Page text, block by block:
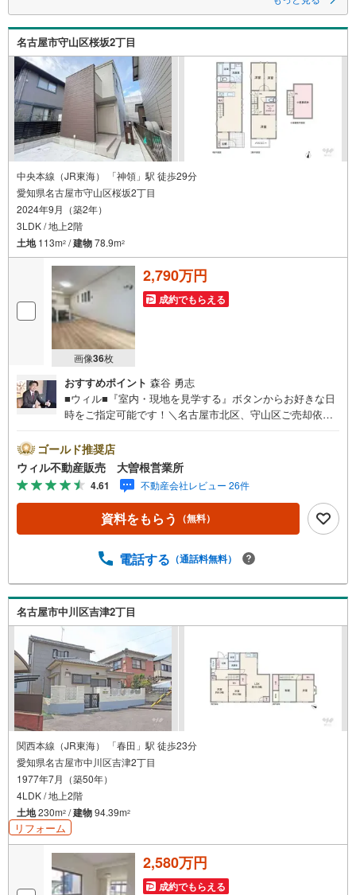
名古屋駅まで25分です！
〇キッチン・浴室・洗面台・トイレ新調済み！
〇全居室6帖以上、南向き中心の明るい住まい！
〇駐車2台可能！自転車置場としてもゆとりあり！
〇土地面積約42坪、整形地！
〇神領小学校徒歩4分、南城中学校徒歩21分！
現在空き家です！
定休日なしのウィルなら即日案内可能！
追加リフォームや住宅ローン、お買換えのご相談も承ります！
まずはお気軽にお問合せください！
名古屋市守山区桜坂2丁目
中央本線（JR東海） 「神領」駅 徒歩29分
愛知県名古屋市守山区桜坂2丁目
2024年9月（築2年）
3LDK / 地上2階
土地113m2 /建物78.9m2
画像36枚
2,790万円
成約でもらえる
おすすめポイント 森谷 勇志
■ウィル■『室内・現地を見学する』ボタンからお好きな日
時をご指定可能です！＼名古屋市北区、守山区ご売却依頼
接のご売却依頼を数多くいただいている不動産仲介会社で
す。ネット上で分かる立地環境はもちろん、過去にお任せ
いただいたお客様に現地の生の声をもとに住戸環境を提案
致します。＼平日のお住まい探しの方へ/弊社では平日にご
内覧・契約など平日にお住まい探しをされるお客様にサー
ビスをご用意しています。＼お仕事で忙しい方へ/午前10時
ましたら営業時間外でのご内覧もご対応いたします。＼本
産情報が共有されているので、名古屋市全域や、その他隣
接エリアでもご内覧が可能です！ 【大曽根営業所】○地下
鉄名城線、JR中央線「大曽根」駅徒歩1分○お子様が遊べる
ゴールド推奨店
ウィル不動産販売 大曽根営業所
4.61 不動産会社レビュー 26件
資料をもらう （無料）
電話する （通話料無料）
名古屋市中川区吉津2丁目
関西本線（JR東海） 「春田」駅 徒歩23分
愛知県名古屋市中川区吉津2丁目
1977年7月（築50年）
4LDK / 地上2階
土地230m2 /建物94.39m2
リフォーム
2,580万円
成約でもらえる